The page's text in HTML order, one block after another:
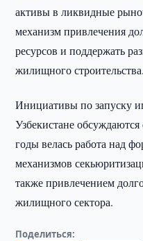
активы в ликвидные
механизм привлечения
ресурсов и поддержать
жилищного строительства.
Инициативы по запуску
Узбекистане
годы велась работа над
механизмов
также привлечением
жилищного сектора.
Поделиться: